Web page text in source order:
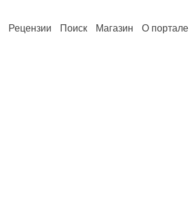
Рецензии Поиск Магазин О портале